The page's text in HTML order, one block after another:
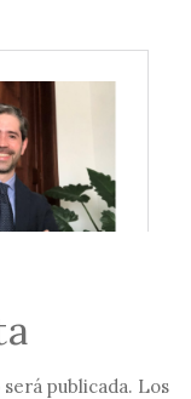
publicada. Los